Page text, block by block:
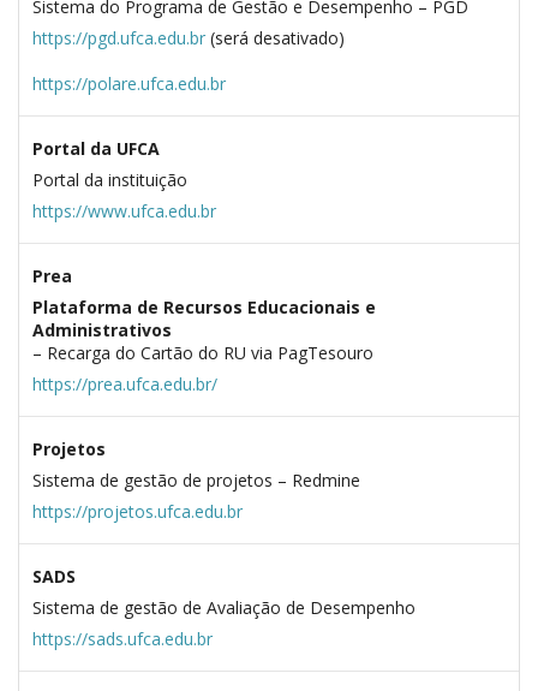
Sistema do Programa de Gestão e Desempenho – PGD
https://pgd.ufca.edu.br(será desativado)
https://polare.ufca.edu.br
Portal da UFCA
Portal da instituição
https://www.ufca.edu.br
Prea
Plataforma de Recursos Educacionais e
Administrativos
– Recarga do Cartão do RU via PagTesouro
https://prea.ufca.edu.br/
Projetos
Sistema de gestão de projetos – Redmine
https://projetos.ufca.edu.br
SADS
Sistema de gestão de Avaliação de Desempenho
https://sads.ufca.edu.br